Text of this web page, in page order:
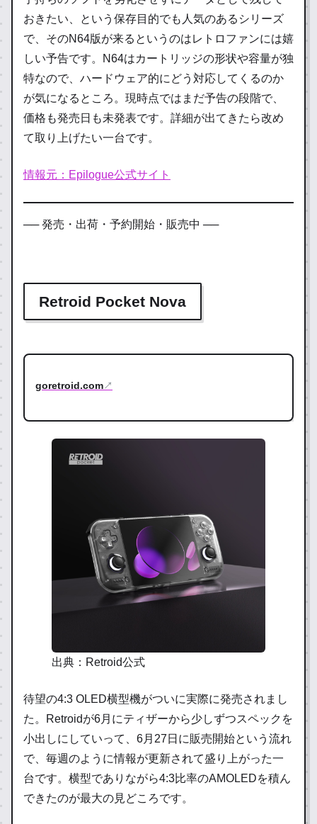
おきたい、という保存目的でも人気のあるシリーズ
で、そのN64版が来るというのはレトロファンには嬉
しい予告です。N64はカートリッジの形状や容量が独
特なので、ハードウェア的にどう対応してくるのか
が気になるところ。現時点ではまだ予告の段階で、
価格も発売日も未発表です。詳細が出てきたら改め
て取り上げたい一台です。
情報元：Epilogue公式サイト
── 発売・出荷・予約開始・販売中 ──
Retroid Pocket Nova
goretroid.com↗
出典：Retroid公式
待望の4:3 OLED横型機がついに実際に発売されまし
た。Retroidが6月にティザーから少しずつスペックを
小出しにしていって、6月27日に販売開始という流れ
で、毎週のように情報が更新されて盛り上がった一
台です。横型でありながら4:3比率のAMOLEDを積ん
できたのが最大の見どころです。